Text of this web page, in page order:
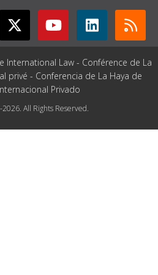
International Law - Conférence de La
privé - Conferencia de La Haya de
Privado
All Rights Reserved.